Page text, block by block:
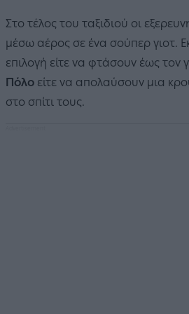
Στο τέλος του ταξιδιού οι
μέσω αέρος σε ένα σούπερ γιοτ.
επιλογή είτε να φτάσουν έως τον
Πόλο είτε να απολαύσουν μια
στο σπίτι τους.